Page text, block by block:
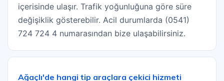
içerisinde ulaşır. Trafik yoğunluğuna göre süre
değişiklik gösterebilir. Acil durumlarda (0541)
724 724 4 numarasından bize ulaşabilirsiniz.
Ağaçlı'de hangi tip araçlara çekici hizmeti